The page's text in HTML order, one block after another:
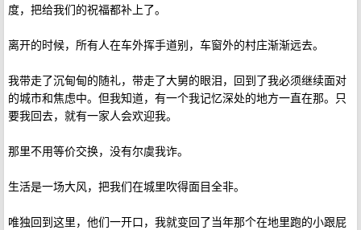
度，把给我们的祝福都补上了。
离开的时候，所有人在车外挥手道别，车窗外的村庄渐渐远去。
我带走了沉甸甸的随礼，带走了大舅的眼泪，回到了我必须继续面对
的城市和焦虑中。但我知道，有一个我记忆深处的地方一直在那。只
要我回去，就有一家人会欢迎我。
那里不用等价交换，没有尔虞我诈。
生活是一场大风，把我们在城里吹得面目全非。
唯独回到这里，他们一开口，我就变回了当年那个在地里跑的小跟屁